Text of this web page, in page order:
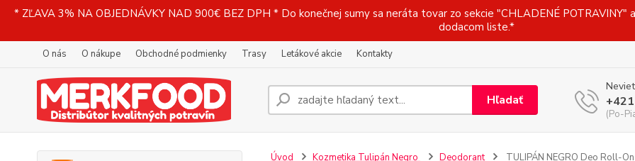
* ZĽAVA 3% NA OBJEDNÁVKY NAD 900€ BEZ DPH * Do konečnej sumy sa neráta tovar zo sekcie "CHLADENÉ
dodacom liste.*
O nás O nákupe Obchodné podmienky Trasy Letákové akcie Kontakty
Hľadať
(Po-
Úvod Kozmetika Tulipán Negro Deodorant TULIPÁN NEGRO Deo Roll-